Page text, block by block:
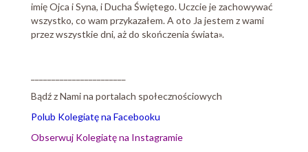
imię Ojca i Syna, i Ducha Świętego. Uczcie je zachowywać
wszystko, co wam przykazałem. A oto Ja jestem z wami
przez wszystkie dni, aż do skończenia świata».
Bądź z Nami na portalach społecznościowych
Polub Kolegiatę na Facebooku
Obserwuj Kolegiatę na Instagramie